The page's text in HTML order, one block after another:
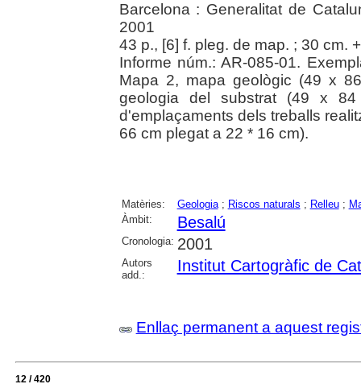
Barcelona : Generalitat de
2001
43 p., [6] f. pleg. de map. ; 30 cm.
Informe núm.: AR-085-01.
Mapa 2, mapa geològic (49 x
geologia del substrat (49 x
d'emplaçaments dels treballs
66 cm plegat a 22 * 16 cm).
Matèries: Geologia; Riscos naturals ; Relleu;
Àmbit:
Besalú
Cronologia: 2001
Autors
add.:
Institut Cartogràfic de
Enllaç permanent a aquest
12 / 420